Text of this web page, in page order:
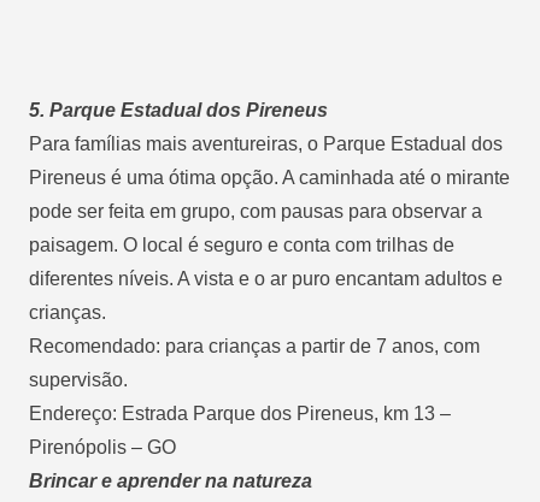
5. Parque Estadual dos Pireneus
Para famílias mais aventureiras, o Parque Estadual dos
Pireneus é uma ótima opção. A caminhada até o mirante
pode ser feita em grupo, com pausas para observar a
paisagem. O local é seguro e conta com trilhas de
diferentes níveis. A vista e o ar puro encantam adultos e
crianças.
Recomendado: para crianças a partir de 7 anos, com
supervisão.
Endereço: Estrada Parque dos Pireneus, km 13 –
Pirenópolis – GO
Brincar e aprender na natureza